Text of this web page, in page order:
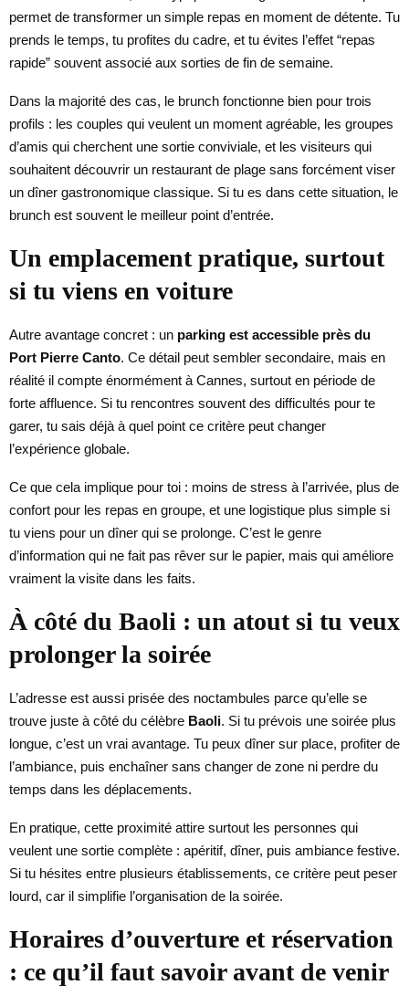
permet de transformer un simple repas en moment de détente. Tu
prends le temps, tu profites du cadre, et tu évites l’effet “repas
rapide” souvent associé aux sorties de fin de semaine.
Dans la majorité des cas, le brunch fonctionne bien pour trois
profils : les couples qui veulent un moment agréable, les groupes
d’amis qui cherchent une sortie conviviale, et les visiteurs qui
souhaitent découvrir un restaurant de plage sans forcément viser
un dîner gastronomique classique. Si tu es dans cette situation, le
brunch est souvent le meilleur point d’entrée.
Un emplacement pratique, surtout
si tu viens en voiture
Autre avantage concret : un parking est accessible près du
Port Pierre Canto. Ce détail peut sembler secondaire, mais en
réalité il compte énormément à Cannes, surtout en période de
forte affluence. Si tu rencontres souvent des difficultés pour te
garer, tu sais déjà à quel point ce critère peut changer
l’expérience globale.
Ce que cela implique pour toi : moins de stress à l’arrivée, plus de
confort pour les repas en groupe, et une logistique plus simple si
tu viens pour un dîner qui se prolonge. C’est le genre
d’information qui ne fait pas rêver sur le papier, mais qui améliore
vraiment la visite dans les faits.
À côté du Baoli : un atout si tu veux
prolonger la soirée
L’adresse est aussi prisée des noctambules parce qu’elle se
trouve juste à côté du célèbre Baoli. Si tu prévois une soirée plus
longue, c’est un vrai avantage. Tu peux dîner sur place, profiter de
l’ambiance, puis enchaîner sans changer de zone ni perdre du
temps dans les déplacements.
En pratique, cette proximité attire surtout les personnes qui
veulent une sortie complète : apéritif, dîner, puis ambiance festive.
Si tu hésites entre plusieurs établissements, ce critère peut peser
lourd, car il simplifie l’organisation de la soirée.
Horaires d’ouverture et réservation
: ce qu’il faut savoir avant de venir